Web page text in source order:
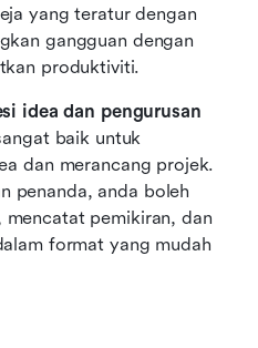
yang teratur dengan
gangguan dengan
produktiviti.
idea dan pengurusan
baik untuk
dan merancang projek.
penanda, anda boleh
mencatat pemikiran, dan
format yang mudah